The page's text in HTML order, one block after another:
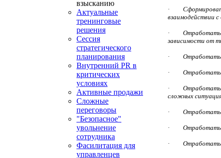
взысканию
Актуальные
тренинговые
решения
Сессия
стратегического
планирования
Внутренний PR в
критических
условиях
Активные продажи
Сложные
переговоры
"Безопасное"
увольнение
сотрудника
Фасилитация для
управленцев
·
взаимодействии
· Отработать
зависимости от
· Отработать
· Отработать
· Отработать
сложных
· Отработать
· Отработать
· Отработать